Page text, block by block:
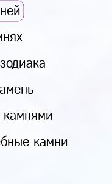
камнями
камни